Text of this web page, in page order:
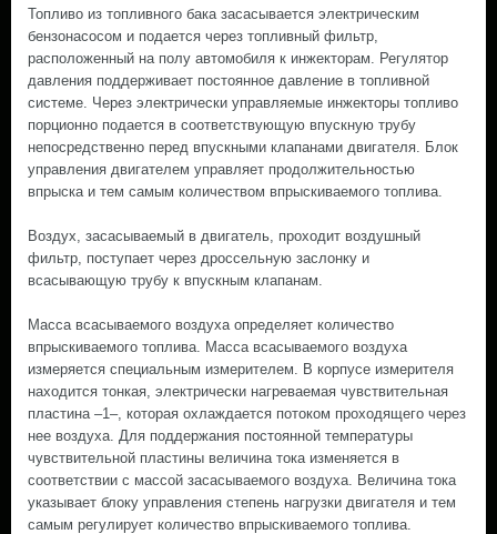
Топливо из топливного бака засасывается электрическим
бензонасосом и подается через топливный фильтр,
расположенный на полу автомобиля к инжекторам. Регулятор
давления поддерживает постоянное давление в топливной
системе. Через электрически управляемые инжекторы топливо
порционно подается в соответствующую впускную трубу
непосредственно перед впускными клапанами двигателя. Блок
управления двигателем управляет продолжительностью
впрыска и тем самым количеством впрыскиваемого топлива.
Воздух, засасываемый в двигатель, проходит воздушный
фильтр, поступает через дроссельную заслонку и
всасывающую трубу к впускным клапанам.
Масса всасываемого воздуха определяет количество
впрыскиваемого топлива. Масса всасываемого воздуха
измеряется специальным измерителем. В корпусе измерителя
находится тонкая, электрически нагреваемая чувствительная
пластина –1–, которая охлаждается потоком проходящего через
нее воздуха. Для поддержания постоянной температуры
чувствительной пластины величина тока изменяется в
соответствии с массой засасываемого воздуха. Величина тока
указывает блоку управления степень нагрузки двигателя и тем
самым регулирует количество впрыскиваемого топлива.